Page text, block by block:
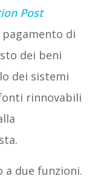
Post
pagamento di
dei beni
dei sistemi
rinnovabili
a due funzioni.